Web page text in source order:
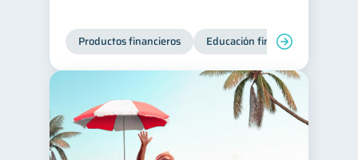
Productos financieros Educación financiera